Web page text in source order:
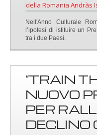
Nell'Anno Culturale
l’ipotesi di istituire un
tra i due Paesi.
“TRAIN
NUOVO
PER
DECLINO